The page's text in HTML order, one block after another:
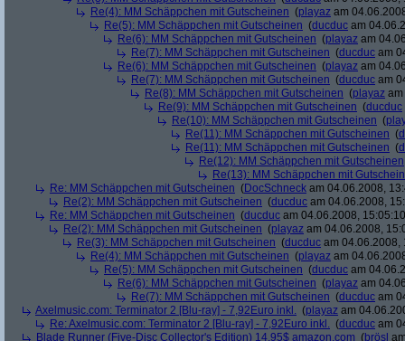
Re(4): MM Schäppchen mit Gutscheinen (playaz am
Re(5): MM Schäppchen mit Gutscheinen (ducduc am
Re(6): MM Schäppchen mit Gutscheinen (playaz am
Re(7): MM Schäppchen mit Gutscheinen (ducduc am
Re(6): MM Schäppchen mit Gutscheinen (playaz am
Re(7): MM Schäppchen mit Gutscheinen (ducduc am
Re(8): MM Schäppchen mit Gutscheinen (playaz
Re(9): MM Schäppchen mit Gutscheinen (ducduc
Re(10): MM Schäppchen mit Gutscheinen (
Re(11): MM Schäppchen mit Gutscheinen (
Re(11): MM Schäppchen mit Gutscheinen (
Re(12): MM Schäppchen mit Gutscheinen
Re(13): MM Schäppchen mit
Re: MM Schäppchen mit Gutscheinen (DocSchneck am 04.06.2008,
Re(2): MM Schäppchen mit Gutscheinen (ducduc am 04.06.2008,
Re: MM Schäppchen mit Gutscheinen (ducduc am 04.06.2008,
Re(2): MM Schäppchen mit Gutscheinen (playaz am 04.06.2008,
Re(3): MM Schäppchen mit Gutscheinen (ducduc am 04.06.2008,
Re(4): MM Schäppchen mit Gutscheinen (playaz am
Re(5): MM Schäppchen mit Gutscheinen (ducduc am
Re(6): MM Schäppchen mit Gutscheinen (playaz am
Re(7): MM Schäppchen mit Gutscheinen (ducduc am
Axelmusic.com: Terminator 2 [Blu-ray] - 7,92Euro inkl. (playaz am
Re: Axelmusic.com: Terminator 2 [Blu-ray] - 7,92Euro inkl. (ducduc am
Blade Runner (Five-Disc Collector's Edition) 14,95$ amazon.com (brösl